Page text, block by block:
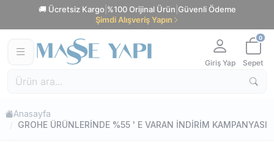
🚚 Ücretsiz Kargo %100 Orijinal Ürün Güvenli Ödeme
Şimdi Alışveriş Yapın
Giriş Yap
0
Sepet
Anasayfa
GROHE ÜRÜNLERİNDE %55 ' E VARAN İNDİRİM KAMPANYASI